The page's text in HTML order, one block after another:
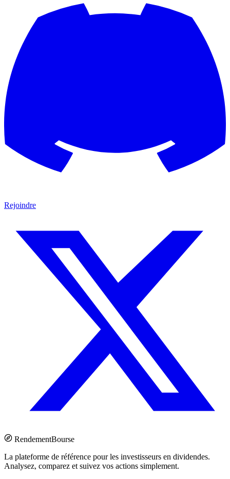
Rejoindre
RendementBourse
La plateforme de référence pour les investisseurs en dividendes.
Analysez, comparez et suivez vos actions simplement.